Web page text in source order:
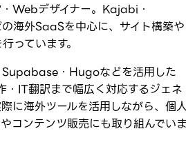
Webデザイナー。Kajabi・
海外SaaSを中心に、サイト構築や
っています。
・Hugoなどを活用した
IT翻訳まで幅広く対応するジェネ
に海外ツールを活用しながら、個
コンテンツ販売にも取り組んでい